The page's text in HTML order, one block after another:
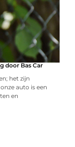
door Bas Car
het zijn
auto is een
en